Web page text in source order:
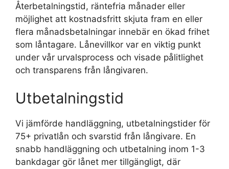
Återbetalningstid, räntefria månader eller
möjlighet att kostnadsfritt skjuta fram en eller
flera månadsbetalningar innebär en ökad frihet
som låntagare. Lånevillkor var en viktig punkt
under vår urvalsprocess och visade pålitlighet
och transparens från långivaren.
Utbetalningstid
Vi jämförde handläggning, utbetalningstider för
75+ privatlån och svarstid från långivare. En
snabb handläggning och utbetalning inom 1-3
bankdagar gör lånet mer tillgängligt, där